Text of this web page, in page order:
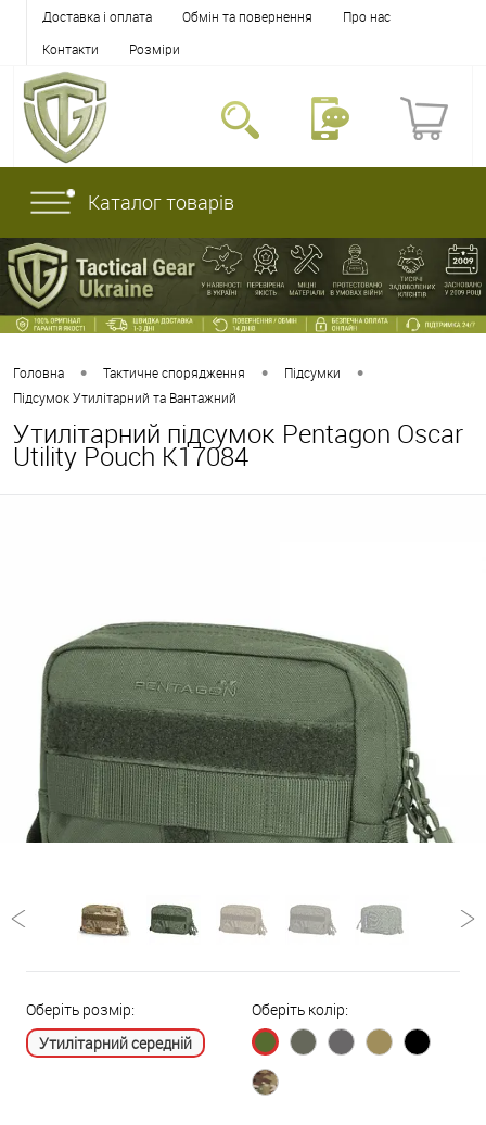
Доставка і оплата Обмін та повернення
Про нас
Контакти
Розміри
Каталог товарів
Головна • Тактичне спорядження • Підсумки •
Підсумок Утилітарний та Вантажний
Утилітарний підсумок Pentagon Oscar
Utility Pouch K17084
Оберіть розмір:
Утилітарний середній
Оберіть колір: